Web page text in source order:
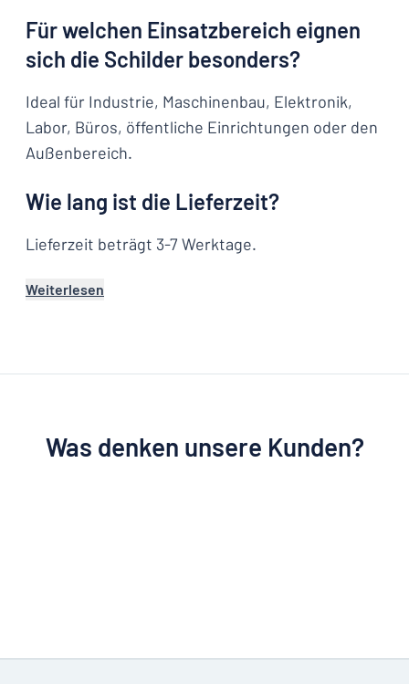
Für welchen Einsatzbereich eignen
sich die Schilder besonders?
Ideal für Industrie, Maschinenbau, Elektronik,
Labor, Büros, öffentliche Einrichtungen oder den
Außenbereich.
Wie lang ist die Lieferzeit?
Lieferzeit beträgt 3-7 Werktage.
Weiterlesen
Was denken unsere Kunden?